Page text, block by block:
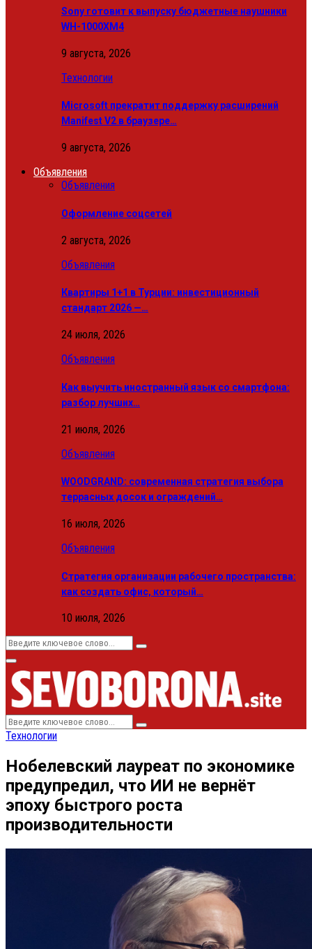
Sony готовит к выпуску бюджетные наушники
WH-1000XM4
9 августа, 2026
Технологии
Microsoft прекратит поддержку расширений
Manifest V2 в браузере…
9 августа, 2026
Объявления
Объявления
Оформление соцсетей
2 августа, 2026
Объявления
Квартиры 1+1 в Турции: инвестиционный
стандарт 2026 —…
24 июля, 2026
Объявления
Как выучить иностранный язык со смартфона:
разбор лучших…
21 июля, 2026
Объявления
WOODGRAND: современная стратегия выбора
террасных досок и ограждений…
16 июля, 2026
Объявления
Стратегия организации рабочего пространства:
как создать офис, который…
10 июля, 2026
Search
Search
Primary
Menu
Search
for:
Search
Технологии
Нобелевский лауреат по экономике
предупредил, что ИИ не вернёт
эпоху быстрого роста
производительности